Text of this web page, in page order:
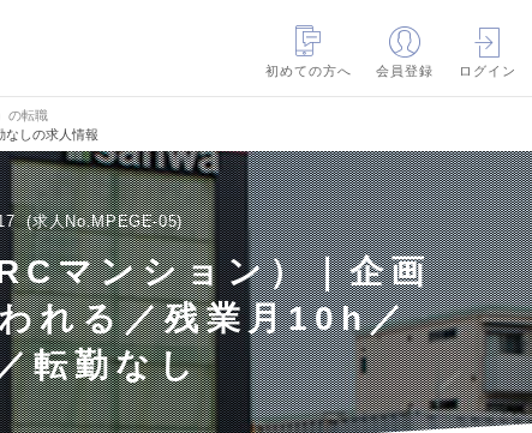
初めての方へ
会員登録 ログイン
の転職
なしの求人情報
求人No.MPEGE-05
マンション）｜企画
れる／残業月10h／
転勤なし